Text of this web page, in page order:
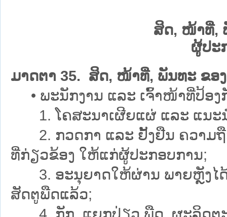
ສິດ, ໜ້າທີ່,
ຜູ້ປະ
ມາດຕາ 35. ສິດ, ໜ້າທີ່, ພັນທະ ຂອ
• ພະນັກງານ ແລະ ເຈົ້າໜ້າທີ່ປ້ອ
1. ໂຄສະນາເຜີຍແຜ່ ແລະ ແນະ
2. ກວດກາ ແລະ ຢັ້ງຢືນ ຄວາມຖື
ທີ່ກ່ຽວຂ້ອງ ໃຫ້ແກ່ຜູ້ປະກອບການ;
3. ອະນຸຍາດໃຫ້ຜ່ານ ພາຍຫຼັງໄດ້
ສັດຕູພືດແລ້ວ;
4. ກັກ, ແຍກປ່ຽວ ພືດ, ຜະລິດຕ